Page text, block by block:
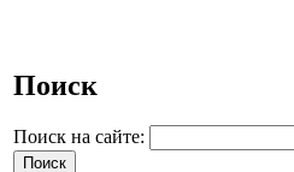
Поиск
Поиск на сайте: